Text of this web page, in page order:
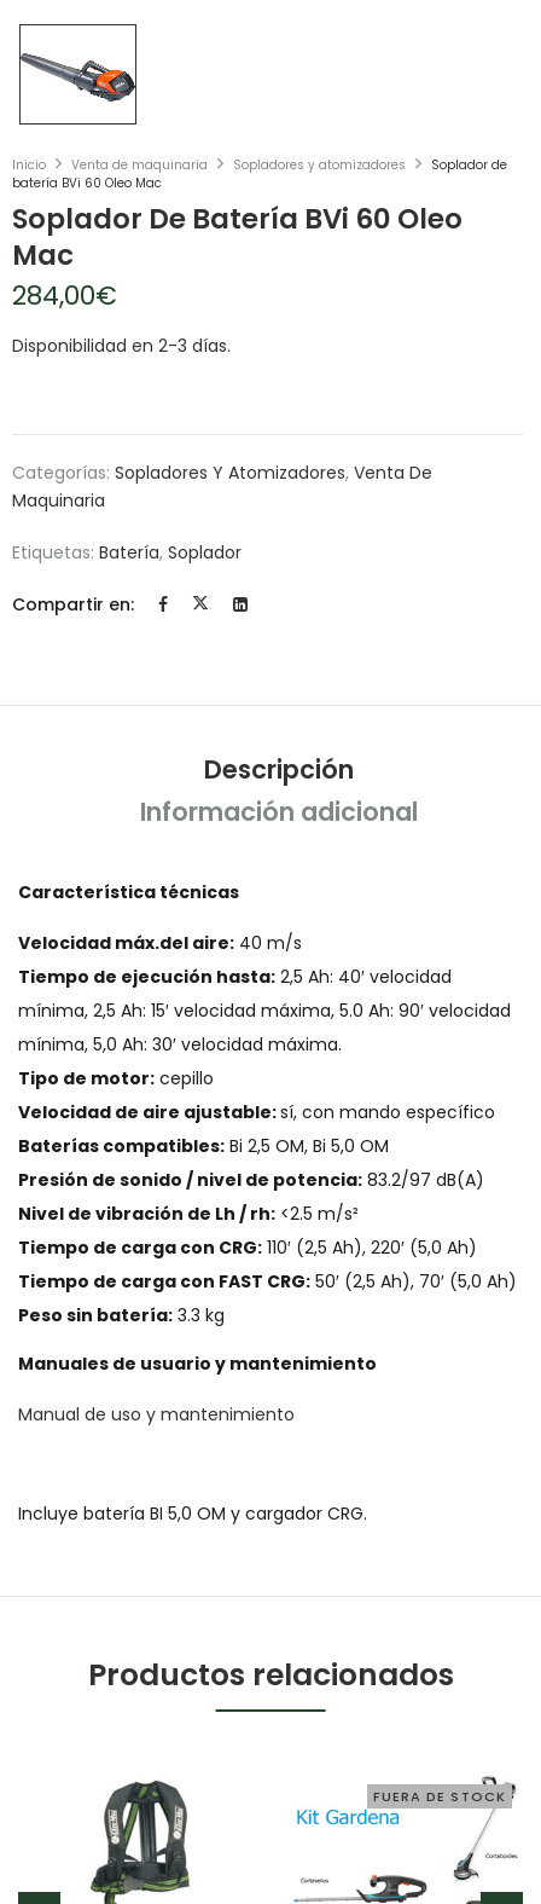
Inicio Venta de maquinaria Sopladores y atomizadores
Soplador de
batería BVi 60 Oleo Mac
Soplador De Batería BVi 60 Oleo
Mac
284,00€
Disponibilidad en 2-3 días.
Categorías: Sopladores Y Atomizadores, Venta De
Maquinaria
Etiquetas: Batería, Soplador
Compartir en:
Descripción
Información adicional
Característica técnicas
Velocidad máx.del aire: 40 m/s
Tiempo de ejecución hasta: 2,5 Ah: 40′ velocidad
mínima, 2,5 Ah: 15′ velocidad máxima, 5.0 Ah: 90′ velocidad
mínima, 5,0 Ah: 30′ velocidad máxima.
Tipo de motor: cepillo
Velocidad de aire ajustable:sí, con mando específico
Baterías compatibles: Bi 2,5 OM, Bi 5,0 OM
Presión de sonido / nivel de potencia: 83.2/97 dB(A)
Nivel de vibración de Lh / rh: <2.5 m/s²
Tiempo de carga con CRG: 110′ (2,5 Ah), 220′ (5,0 Ah)
Tiempo de carga con FAST CRG: 50′ (2,5 Ah), 70′ (5,0 Ah)
Peso sin batería: 3.3 kg
Manuales de usuario y mantenimiento
Manual de uso y mantenimiento
Incluye batería BI 5,0 OM y cargador CRG.
Productos relacionados
FUERA DE STOCK